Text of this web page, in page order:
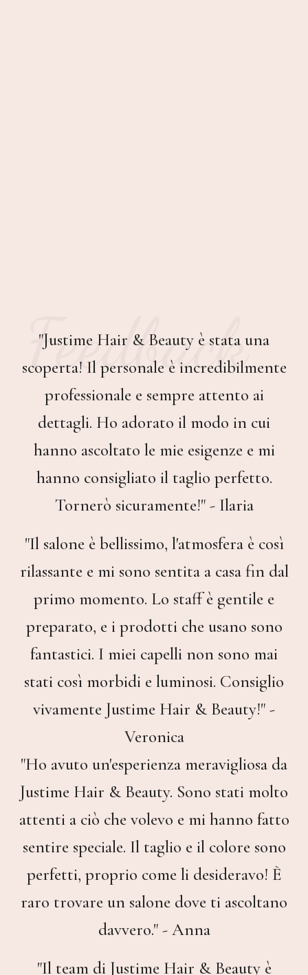
Feedback
"Justime Hair & Beauty è stata una
scoperta! Il personale è incredibilmente
professionale e sempre attento ai
dettagli. Ho adorato il modo in cui
hanno ascoltato le mie esigenze e mi
hanno consigliato il taglio perfetto.
Tornerò sicuramente!" - Ilaria
"Il salone è bellissimo, l'atmosfera è così
rilassante e mi sono sentita a casa fin dal
primo momento. Lo staff è gentile e
preparato, e i prodotti che usano sono
fantastici. I miei capelli non sono mai
stati così morbidi e luminosi. Consiglio
vivamente Justime Hair & Beauty!" -
Veronica
"Ho avuto un'esperienza meravigliosa da
Justime Hair & Beauty. Sono stati molto
attenti a ciò che volevo e mi hanno fatto
sentire speciale. Il taglio e il colore sono
perfetti, proprio come li desideravo! È
raro trovare un salone dove ti ascoltano
davvero." - Anna
"Il team di Justime Hair & Beauty è